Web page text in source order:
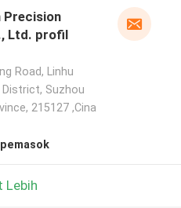
Precision
Ltd. profil
Road, Linhu
Suzhou
215127 ,Cina
Lebih